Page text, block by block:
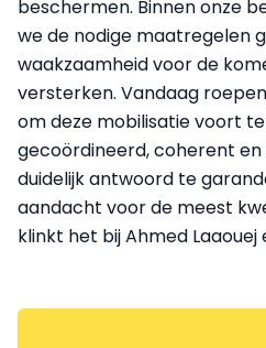
beschermen. Binnen onze
we de nodige maatregelen
waakzaamheid voor de
versterken. Vandaag
om deze mobilisatie voort
gecoördineerd, coherent
duidelijk antwoord te
aandacht voor de meest
klinkt het bij Ahmed Laaouej